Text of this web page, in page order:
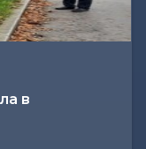
в